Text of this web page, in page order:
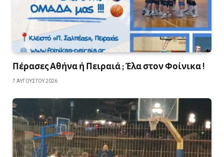
Πέρασες Αθήνα ή Πειραιά ; Έλα στον Φοίνικα !
7 ΑΥΓΟΎΣΤΟΥ 2026